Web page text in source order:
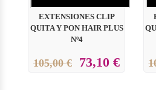
EXTENSIONES CLIP
QUITA Y PON HAIR PLUS
Nº4
105,00 € 73,10 €